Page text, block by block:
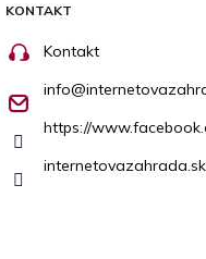
KONTAKT
Kontakt
info@
https://
internetovazahrada.sk